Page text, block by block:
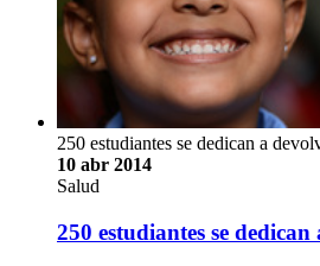
250 estudiantes se dedican a
10 abr 2014
Salud
250 estudiantes se